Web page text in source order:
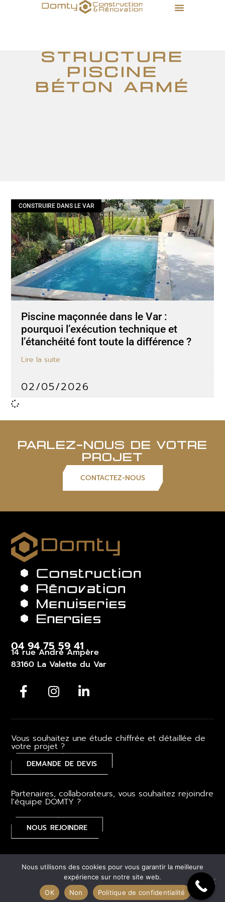
structure
piscine
béton armé
CONSTRUIRE DANS LE VAR
Piscine maçonnée dans le Var :
pourquoi l’exécution technique et
l’étanchéité font toute la différence ?
Lire la suite
02/05/2026
PARLEZ-NOUS DE VOTRE
PROJET
CONTACTEZ-NOUS
04 94 75 59 41
14 rue André Ampère
83160 La Valette du Var
Vous souhaitez une étude chiffrée et détaillée de
votre projet ?
DEMANDE DE DEVIS
Mentions légales–CGV–Gestion des cookies– Plan du
Partenaires, collaborateurs, vous souhaitez rejoindre
l’équipe DOMTY ?
NOUS REJOINDRE
Nous utilisons des cookies pour vous garantir la meilleure
expérience sur notre site web.
OK
Non Politique de confidentialité